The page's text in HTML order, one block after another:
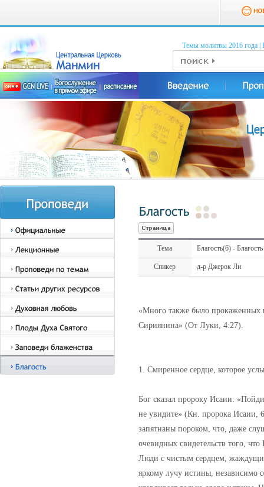
Темы молитвы 2016 годa
Тема Благость(6) -
Спикер д-р Джерок Ли
«Много также было прокаженных
Сириянина» (От Луки, 4:27).
1. Смиренное сердце, которое
Бог сказал пророку Исаии:
не увидите» (Кн. пророка Исаии,
запятнаны пороком, что, даже
очевидных свидетельств того,
Люди с чистым сердцем, жаждущие
яркому лучу истины, независимо